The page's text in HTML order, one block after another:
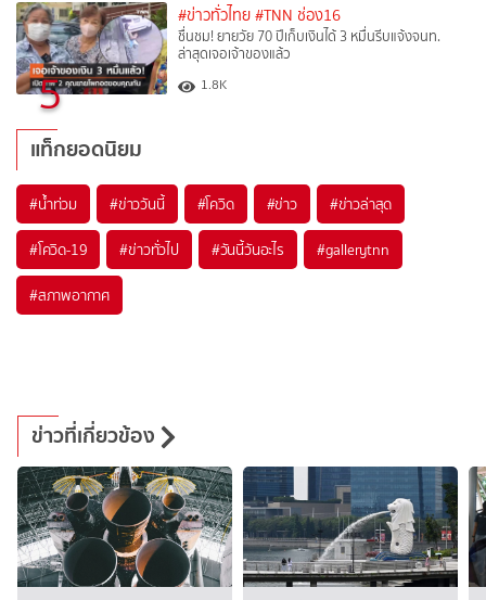
5
#ข่าวทั่วไทย #TNN ช่อง16
ชื่นชม! ยายวัย 70 ปีเก็บเงินได้ 3 หมื่นรีบแจ้งจนท.
ล่าสุดเจอเจ้าของแล้ว
1.8K
แท็กยอดนิยม
#น้ำท่วม #ข่าววันนี้ #โควิด #ข่าว #ข่าวล่าสุด
#โควิด-19 #ข่าวทั่วไป #วันนี้วันอะไร #gallerytnn
#สภาพอากาศ
ข่าวที่เกี่ยวข้อง